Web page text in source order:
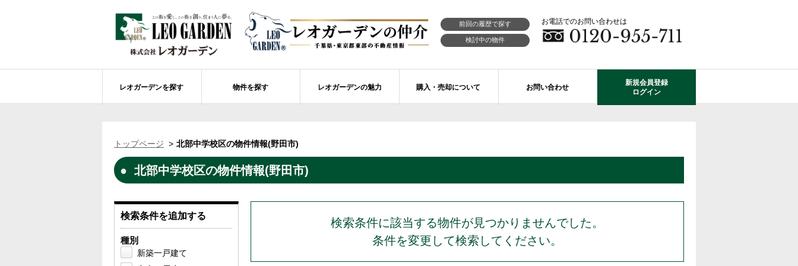
前回の履歴で探す
検討中の物件
お電話でのお問い合わせは
レオガーデンを探す
成田市のレオガーデン
レオガーデン新現場 造成工事のお知らせ
レオガーデン新船橋 紫吹の街Ⅱ レオガーデン船橋 大楠の杜 レオガーデン船橋 静音の杜
レオガーデン船橋法典 朝陽の街〔第1期〕 レオガーデン成田公津 煌羅の杜 レオガーデン成田 寛朝の杜
物件を探す
市川市エリアの物件情報
土地を探す
市川市の学区から探す お預かりしている物件 プール付住宅が建てられる物件
レオガーデン倶楽部について
レオガーデンの魅力
レオ・グローブ カリフォルニア
モデルハウス
アフターメンテナンス制度
太陽光発電システム 自由設計・建築設計
購入・売却について
住宅ローンのポイント
売却物件大募集
お問い合わせ
新規会員登録
ログイン
トップページ 北部中学校区の物件情報(野田市)
北部中学校区の物件情報(野田市)
検索条件に該当する物件が見つかりませんでした。
条件を変更して検索してください。
検索条件を追加する
種別
新築一戸建て